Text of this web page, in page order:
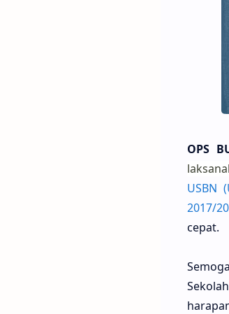
OPS
USBN
2017/
cepat.